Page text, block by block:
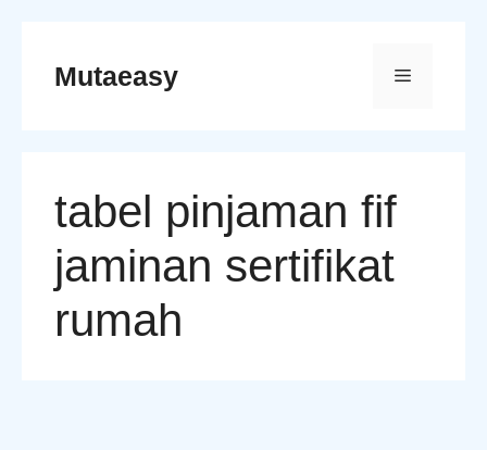
contentMutaeasy Menu
tabel pinjaman fif
jaminan sertifikat
rumah